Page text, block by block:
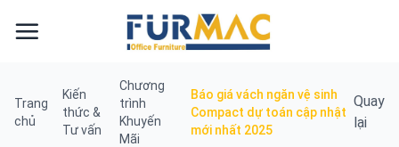
Trang
chủ
Kiến
thức &
Tư vấn
Chương
trình
Khuyến
Mãi
Báo giá vách ngăn vệ sinh
Compact dự toán cập nhật
mới nhất 2025
Quay
lại